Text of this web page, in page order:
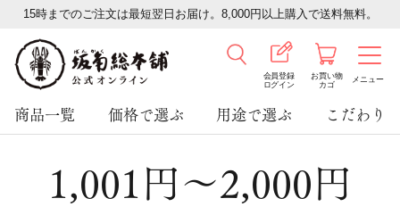
15時までのご注文は最短翌日お届け。8,000円以上購入で送料無料。
会員登録
ログイン
お買い物
カゴ
メニュー
商品一覧 価格で選ぶ 用途で選ぶ こだわり
1,001円～2,000円